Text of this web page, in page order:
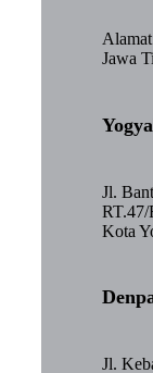
Jawa
Jl.
Kota
Jl.